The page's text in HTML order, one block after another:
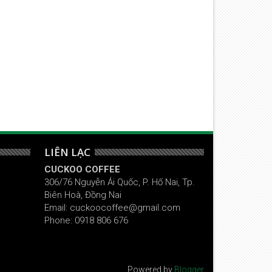
LIÊN LẠC
CUCKOO COFFEE
306/76 Nguyễn Ái Quốc, P. Hố Nai, Tp.
Biên Hoà, Đồng Nai
Email: cuckoocoffee@gmail.com
Phone: 0918 806 676
Powered by Blogger